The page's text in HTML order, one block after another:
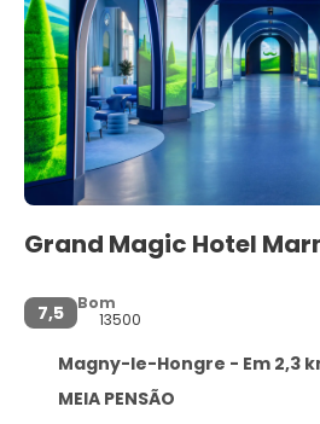
Grand Magic Hotel
7,5
Bom
13500
Magny-le-Hongre - Em 2,3
MEIA PENSÃO